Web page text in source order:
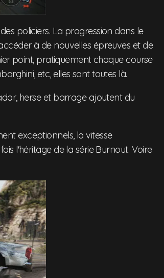
policiers. La progression dans le
à de nouvelles épreuves et de
point, pratiquement chaque course
etc, elles sont toutes là.
herse et barrage ajoutent du
exceptionnels, la vitesse
l'héritage de la série Burnout. Voire